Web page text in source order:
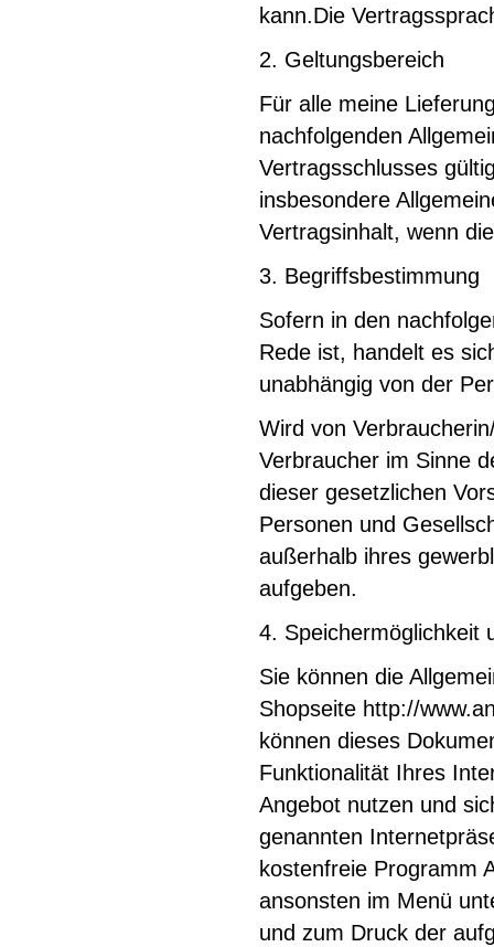
kann.Die
2. Geltungsbereich
Für alle meine
nachfolgenden
Vertragsschlusses
insbesondere
Vertragsinhalt, wenn
3. Begriffsbestimmung
Sofern in den
Rede ist, handelt es
unabhängig von der
Wird von
Verbraucher im Sinne
dieser gesetzlichen
Personen und
außerhalb ihres
aufgeben.
4. Speichermöglichkeit
Sie können die
Shopseite http://
können dieses
Funktionalität Ihres
Angebot nutzen und
genannten
kostenfreie Programm
ansonsten im Menü
und zum Druck der